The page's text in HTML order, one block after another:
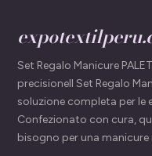
Set Regalo Manicure
precisioneIl Set Regalo
soluzione completa per le
Confezionato con cura,
bisogno per una